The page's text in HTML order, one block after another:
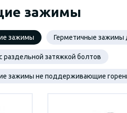
зажимы
зажимы Герметичные зажимы
затяжкой болтов
зажимы не поддерживающие